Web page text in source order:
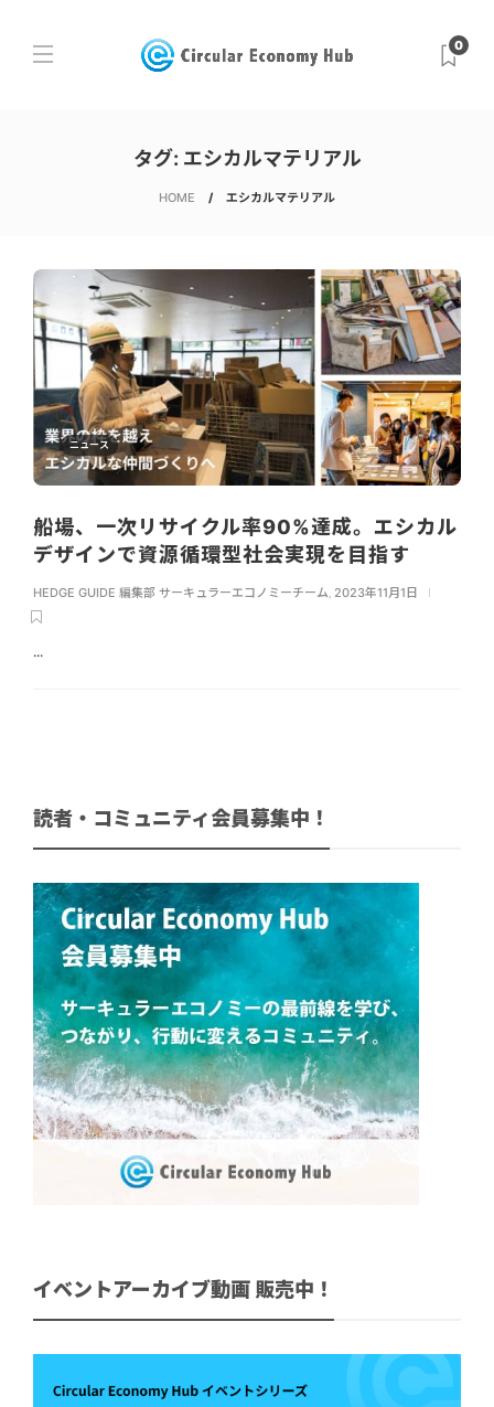
0
タグ: エシカルマテリアル
HOME エシカルマテリアル
ニュース
船場、一次リサイクル率90%達成。エシカル
デザインで資源循環型社会実現を目指す
HEDGE GUIDE 編集部 サーキュラーエコノミーチーム, 2023年11月1日
...
読者・コミュニティ会員募集中！
イベントアーカイブ動画 販売中！